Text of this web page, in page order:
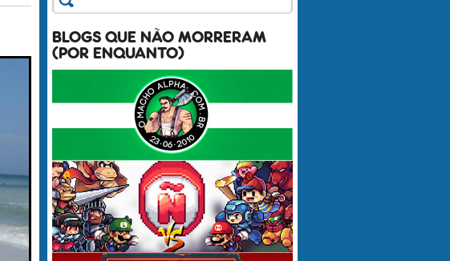
BLOGS QUE NÃO MORRERAM
(POR ENQUANTO)